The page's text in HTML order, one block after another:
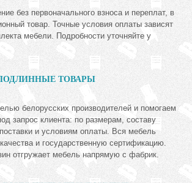
без первоначального взноса и переплат, в
товар. Точные условия оплаты зависят
мебели. Подробности уточняйте у
ПОДЛИННЫЕ ТОВАРЫ
белорусских производителей и помогаем
запрос клиента: по размерам, составу
и условиям оплаты. Вся мебель
и государственную сертификацию.
отгружает мебель напрямую с фабрик.